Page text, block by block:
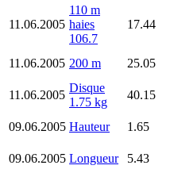
11.06.2005
110 m
haies
106.7
17.44
11.06.2005 200 m 25.05
11.06.2005
Disque
1.75 kg
40.15
09.06.2005 Hauteur 1.65
09.06.2005 Longueur 5.43